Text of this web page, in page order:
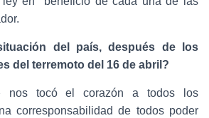
del país, después de los
del terremoto del 16 de abril?
nos tocó el corazón a todos los
corresponsabilidad de todos poder